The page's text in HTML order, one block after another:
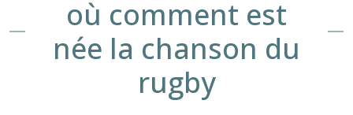
où comment est
née la chanson du
rugby